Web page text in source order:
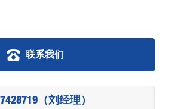
联系我们
（刘经理）